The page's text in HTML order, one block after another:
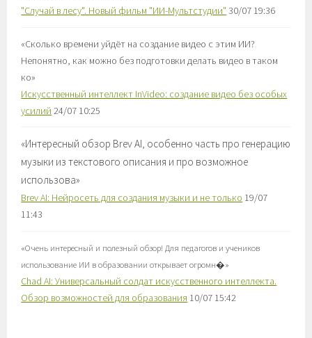
"Случай в лесу". Новый фильм "ИИ-Мультстудии" 30/07 19:36
«Сколько времени уйдёт на создание видео с этим ИИ?
Непонятно, как можно без подготовки делать видео в таком
ко»
Искусственный интеллект InVideo: создание видео без особых
усилий 24/07 10:25
«Интересный обзор Brev AI, особенно часть про генерацию
музыки из текстового описания и про возможное
использова»
Brev AI: Нейросеть для создания музыки и не только 19/07
11:43
«Очень интересный и полезный обзор! Для педагогов и учеников
использование ИИ в образовании открывает огромн�»
Chad AI: Универсальный солдат искусственного интеллекта.
Обзор возможностей для образования 10/07 15:42